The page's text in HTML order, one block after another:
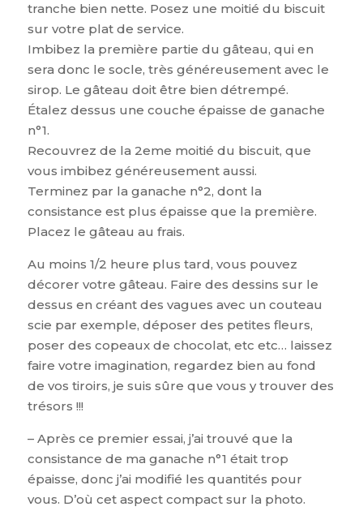
tranche bien nette. Posez une moitié du biscuit
sur votre plat de service.
Imbibez la première partie du gâteau, qui en
sera donc le socle, très généreusement avec le
sirop. Le gâteau doit être bien détrempé.
Étalez dessus une couche épaisse de ganache
n°1.
Recouvrez de la 2eme moitié du biscuit, que
vous imbibez généreusement aussi.
Terminez par la ganache n°2, dont la
consistance est plus épaisse que la première.
Placez le gâteau au frais.
Au moins 1/2 heure plus tard, vous pouvez
décorer votre gâteau. Faire des dessins sur le
dessus en créant des vagues avec un couteau
scie par exemple, déposer des petites fleurs,
poser des copeaux de chocolat, etc etc… laissez
faire votre imagination, regardez bien au fond
de vos tiroirs, je suis sûre que vous y trouver des
trésors !!!
– Après ce premier essai, j’ai trouvé que la
consistance de ma ganache n°1 était trop
épaisse, donc j’ai modifié les quantités pour
vous. D’où cet aspect compact sur la photo.